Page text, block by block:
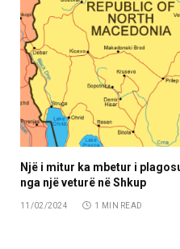
Një i mitur ka mbetur i
nga një veturë në Shkup
11/02/2024 1 MIN READ